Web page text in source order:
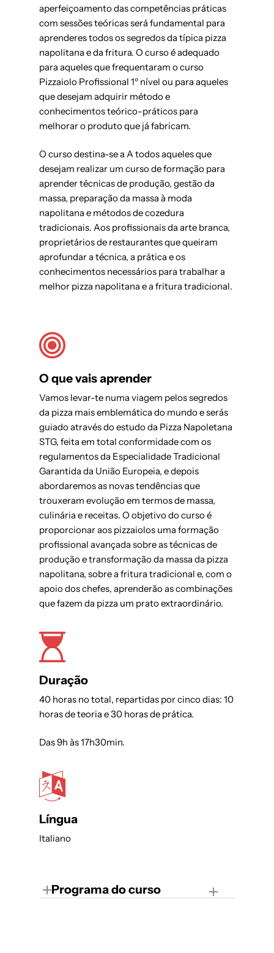
aperfeiçoamento das competências práticas
com sessões teóricas será fundamental para
aprenderes todos os segredos da típica pizza
napolitana e da fritura. O curso é adequado
para aqueles que frequentaram o curso
Pizzaiolo Profissional 1º nível ou para aqueles
que desejam adquirir método e
conhecimentos teórico-práticos para
melhorar o produto que já fabricam.
O curso destina-se a A todos aqueles que
desejam realizar um curso de formação para
aprender técnicas de produção, gestão da
massa, preparação da massa à moda
napolitana e métodos de cozedura
tradicionais. Aos profissionais da arte branca,
proprietários de restaurantes que queiram
aprofundar a técnica, a prática e os
conhecimentos necessários para trabalhar a
melhor pizza napolitana e a fritura tradicional.
O que vais aprender
Vamos levar-te numa viagem pelos segredos
da pizza mais emblemática do mundo e serás
guiado através do estudo da Pizza Napoletana
STG, feita em total conformidade com os
regulamentos da Especialidade Tradicional
Garantida da União Europeia, e depois
abordaremos as novas tendências que
trouxeram evolução em termos de massa,
culinária e receitas. O objetivo do curso é
proporcionar aos pizzaiolos uma formação
profissional avançada sobre as técnicas de
produção e transformação da massa da pizza
napolitana, sobre a fritura tradicional e, com o
apoio dos chefes, aprenderão as combinações
que fazem da pizza um prato extraordinário.
Duração
40 horas no total, repartidas por cinco dias: 10
horas de teoria e 30 horas de prática.
Das 9h às 17h30min.
Língua
Italiano
Programa do curso